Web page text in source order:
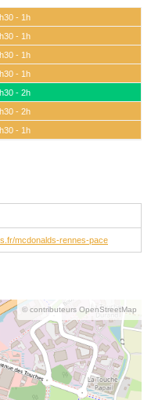
- 1h
- 1h
- 1h
- 1h
- 2h
- 2h
- 1h
mcdonalds-rennes-pace
© contributeurs OpenStreetMap